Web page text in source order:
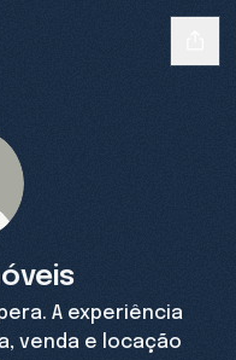
A experiência
venda e locação